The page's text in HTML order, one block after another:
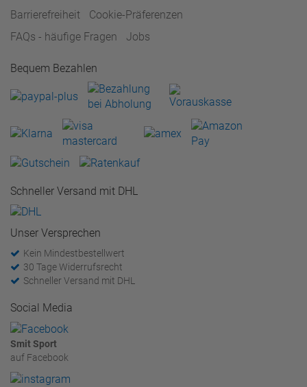
Barrierefreiheit
Cookie-Präferenzen
FAQs - häufige Fragen
Jobs
Bequem Bezahlen
Schneller Versand mit DHL
Unser Versprechen
Kein Mindestbestellwert
30 Tage Widerrufsrecht
Schneller Versand mit DHL
Social Media
Smit Sport
auf Facebook